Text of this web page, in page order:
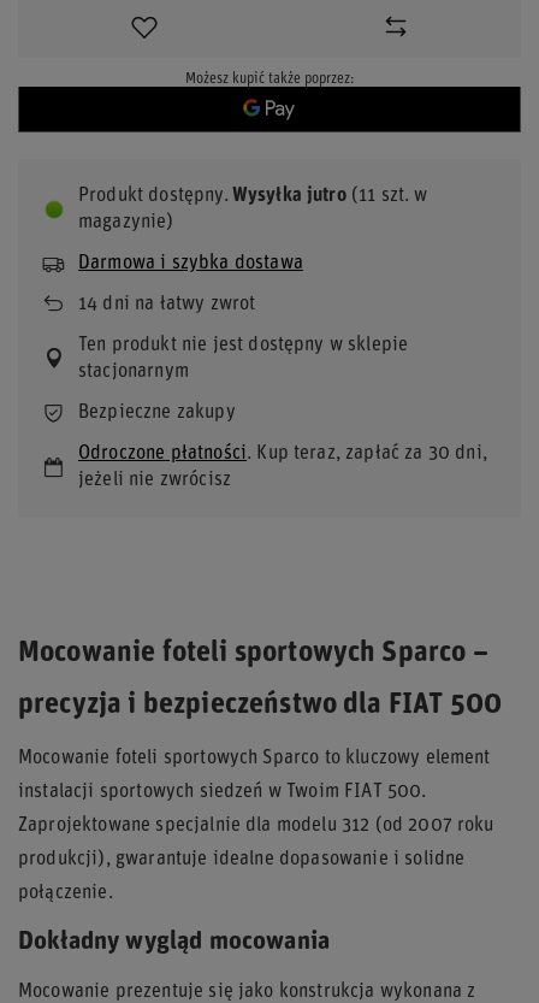
Możesz kupić także poprzez:
Produkt dostępny Wysyłkajutro(11 szt. w
magazynie)
Darmowa i szybka dostawa
14 dni na łatwy zwrot
Ten produkt nie jest dostępny w sklepie
stacjonarnym
Bezpieczne zakupy
Odroczone płatności. Kup teraz, zapłać za 30 dni,
jeżeli nie zwrócisz
Mocowanie foteli sportowych Sparco –
precyzja i bezpieczeństwo dla FIAT 500
Mocowanie foteli sportowych Sparco to kluczowy element
instalacji sportowych siedzeń w Twoim FIAT 500.
Zaprojektowane specjalnie dla modelu 312 (od 2007 roku
produkcji), gwarantuje idealne dopasowanie i solidne
połączenie.
Dokładny wygląd mocowania
Mocowanie prezentuje się jako konstrukcja wykonana z